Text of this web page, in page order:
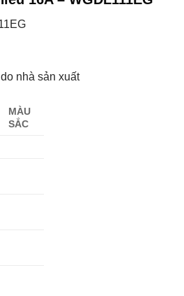
nhà sản xuất
MÀU
SẮC